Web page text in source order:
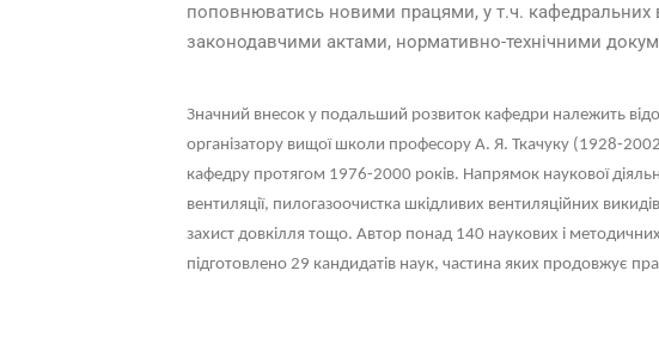
поповнюватись новими працями, у т.ч. кафедральних
законодавчими актами, нормативно-технічними
Значний внесок у подальший розвиток кафедри належить
організатору вищої школи професору А. Я. Ткачуку (1928-
кафедру протягом 1976-2000 років. Напрямок наукової
вентиляції, пилогазоочистка шкідливих вентиляційних
захист довкілля тощо. Автор понад 140 наукових і
підготовлено 29 кандидатів наук, частина яких продовжує